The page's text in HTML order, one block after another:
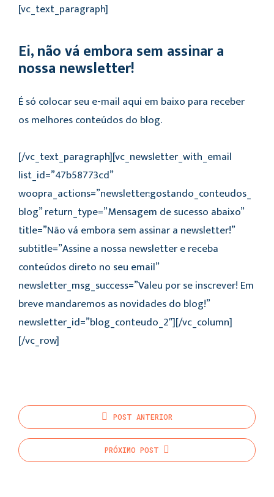
[vc_text_paragraph]
Ei, não vá embora sem assinar a
nossa newsletter!
É só colocar seu e-mail aqui em baixo para receber
os melhores conteúdos do blog.
[/vc_text_paragraph][vc_newsletter_with_email
list_id=”47b58773cd”
woopra_actions=”newsletter:gostando_conteudos_
blog” return_type=”Mensagem de sucesso abaixo”
title=”Não vá embora sem assinar a newsletter!”
subtitle=”Assine a nossa newsletter e receba
conteúdos direto no seu email”
newsletter_msg_success=”Valeu por se inscrever! Em
breve mandaremos as novidades do blog!”
newsletter_id=”blog_conteudo_2″][/vc_column]
[/vc_row]
POST ANTERIOR
PRÓXIMO POST